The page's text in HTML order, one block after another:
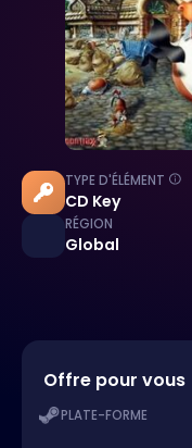
TYPE D'ÉLÉMENT
CD Key
RÉGION
Global
Offre pour vous
PLATE-FORME